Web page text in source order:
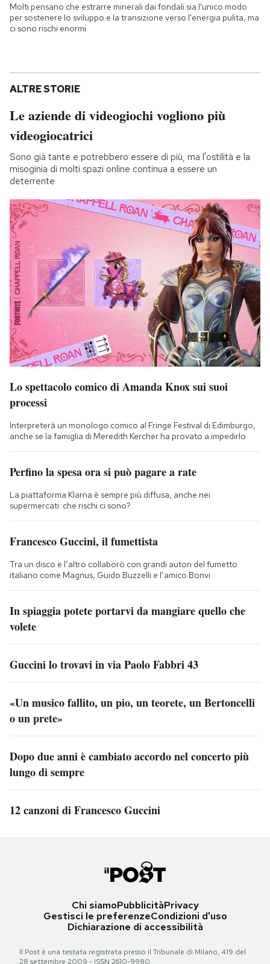
Molti pensano che estrarre minerali dai fondali sia l'unico modo
per sostenere lo sviluppo e la transizione verso l'energia pulita, ma
ci sono rischi enormi
ALTRE STORIE
Le aziende di videogiochi vogliono più
videogiocatrici
Sono già tante e potrebbero essere di più, ma l'ostilità e la
misoginia di molti spazi online continua a essere un
deterrente
Lo spettacolo comico di Amanda Knox sui suoi
processi
Interpreterà un monologo comico al Fringe Festival di Edimburgo,
anche se la famiglia di Meredith Kercher ha provato a impedirlo
Perfino la spesa ora si può pagare a rate
La piattaforma Klarna è sempre più diffusa, anche nei
supermercati: che rischi ci sono?
Francesco Guccini, il fumettista
Tra un disco e l’altro collaborò con grandi autori del fumetto
italiano come Magnus, Guido Buzzelli e l’amico Bonvi
In spiaggia potete portarvi da mangiare quello che
volete
Guccini lo trovavi in via Paolo Fabbri 43
«Un musico fallito, un pio, un teorete, un Bertoncelli
o un prete»
Dopo due anni è cambiato accordo nel concerto più
lungo di sempre
12 canzoni di Francesco Guccini
Chi siamoPubblicitàPrivacy
Gestisci le preferenzeCondizioni d'uso
Dichiarazione di accessibilità
Il Post è una testata registrata presso il Tribunale di Milano, 419 del
28 settembre 2009 - ISSN 2610-9980